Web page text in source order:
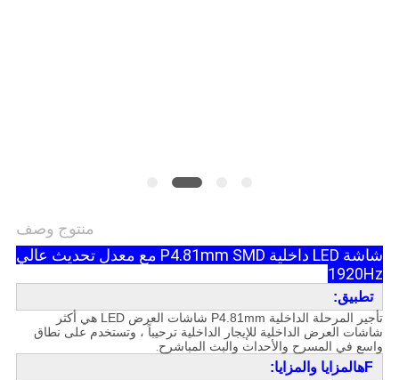
منتوج وصف
شاشة LED داخلية P4.81mm SMD مع معدل تحديث عالي
1920Hz
تطبيق:
تأجير المرحلة الداخلية P4.81mm
شاشات العرض LED هي أكثر
شاشات العرض الداخلية للإيجار الداخلية ترحيباً ، وتستخدم على نطاق
واسع في المسرح والأحداث والبث المباشر ح.
Fهالمزايا والمزايا: